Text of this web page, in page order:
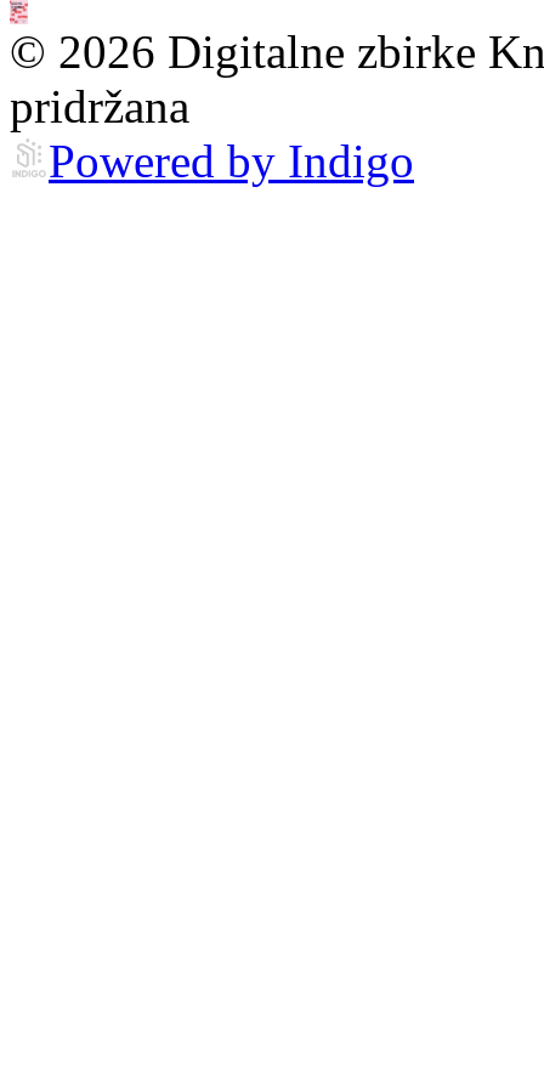
© 2026 Digitalne zbirke
pridržana
Powered by Indigo